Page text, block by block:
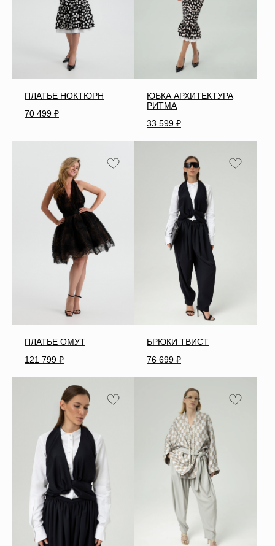
ПЛАТЬЕ НОКТЮРН
70 499 ₽
ЮБКА АРХИТЕКТУРА
РИТМА
33 599 ₽
ПЛАТЬЕ ОМУТ
121 799 ₽
БРЮКИ ТВИСТ
76 699 ₽